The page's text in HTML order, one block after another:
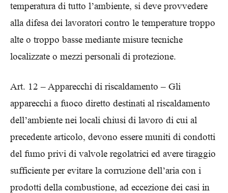
temperatura di tutto l’ambiente, si deve provvedere
alla difesa dei lavoratori contro le temperature troppo
alte o troppo basse mediante misure tecniche
localizzate o mezzi personali di protezione.
Art. 12 – Apparecchi di riscaldamento – Gli
apparecchi a fuoco diretto destinati al riscaldamento
dell’ambiente nei locali chiusi di lavoro di cui al
precedente articolo, devono essere muniti di condotti
del fumo privi di valvole regolatrici ed avere tiraggio
sufficiente per evitare la corruzione dell’aria con i
prodotti della combustione, ad eccezione dei casi in